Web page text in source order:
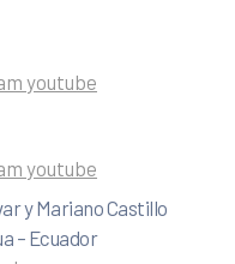
youtube
youtube
y Mariano Castillo
– Ecuador